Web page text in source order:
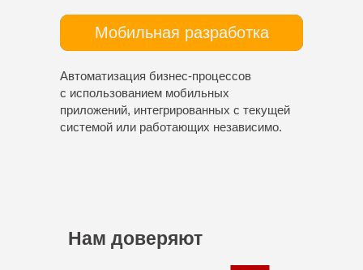
Автоматизация бизнес-процессов
с использованием мобильных
приложений, интегрированных с текущей
системой или работающих независимо.
Мобильная разработка
Нам доверяют